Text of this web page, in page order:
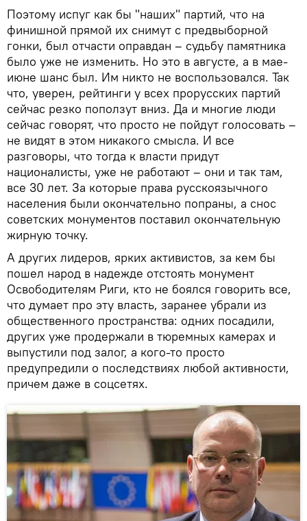
Поэтому испуг как бы "наших" партий, что на
финишной прямой их снимут с предвыборной
гонки, был отчасти оправдан – судьбу памятника
было уже не изменить. Но это в августе, а в мае-
июне шанс был. Им никто не воспользовался. Так
что, уверен, рейтинги у всех прорусских партий
сейчас резко поползут вниз. Да и многие люди
сейчас говорят, что просто не пойдут голосовать –
не видят в этом никакого смысла. И все
разговоры, что тогда к власти придут
националисты, уже не работают – они и так там,
все 30 лет. За которые права русскоязычного
населения были окончательно попраны, а снос
советских монументов поставил окончательную
жирную точку.
А других лидеров, ярких активистов, за кем бы
пошел народ в надежде отстоять монумент
Освободителям Риги, кто не боялся говорить все,
что думает про эту власть, заранее убрали из
общественного пространства: одних посадили,
других уже продержали в тюремных камерах и
выпустили под залог, а кого-то просто
предупредили о последствиях любой активности,
причем даже в соцсетях.